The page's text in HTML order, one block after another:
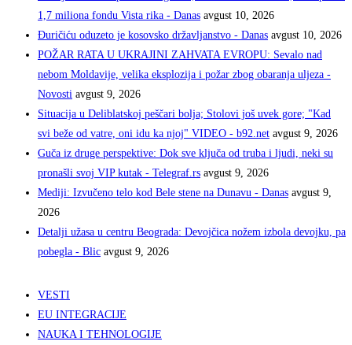
1,7 miliona fondu Vista rika - Danas avgust 10, 2026
Đuričiću oduzeto je kosovsko državljanstvo - Danas avgust 10, 2026
POŽAR RATA U UKRAJINI ZAHVATA EVROPU: Sevalo nad
nebom Moldavije, velika eksplozija i požar zbog obaranja uljeza -
Novosti avgust 9, 2026
Situacija u Deliblatskoj peščari bolja; Stolovi još uvek gore; "Kad
svi beže od vatre, oni idu ka njoj" VIDEO - b92.net avgust 9, 2026
Guča iz druge perspektive: Dok sve ključa od truba i ljudi, neki su
pronašli svoj VIP kutak - Telegraf.rs avgust 9, 2026
Mediji: Izvučeno telo kod Bele stene na Dunavu - Danas avgust 9,
2026
Detalji užasa u centru Beograda: Devojčica nožem izbola devojku, pa
pobegla - Blic avgust 9, 2026
VESTI
EU INTEGRACIJE
NAUKA I TEHNOLOGIJE